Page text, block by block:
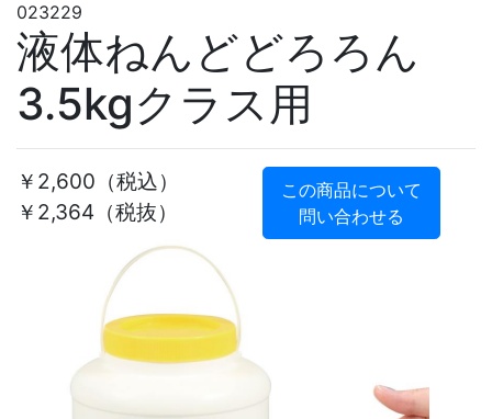
023229
液体ねんどどろろん
3.5kgクラス用
￥2,600 （税込）
￥2,364（税抜）
この商品について
問い合わせる